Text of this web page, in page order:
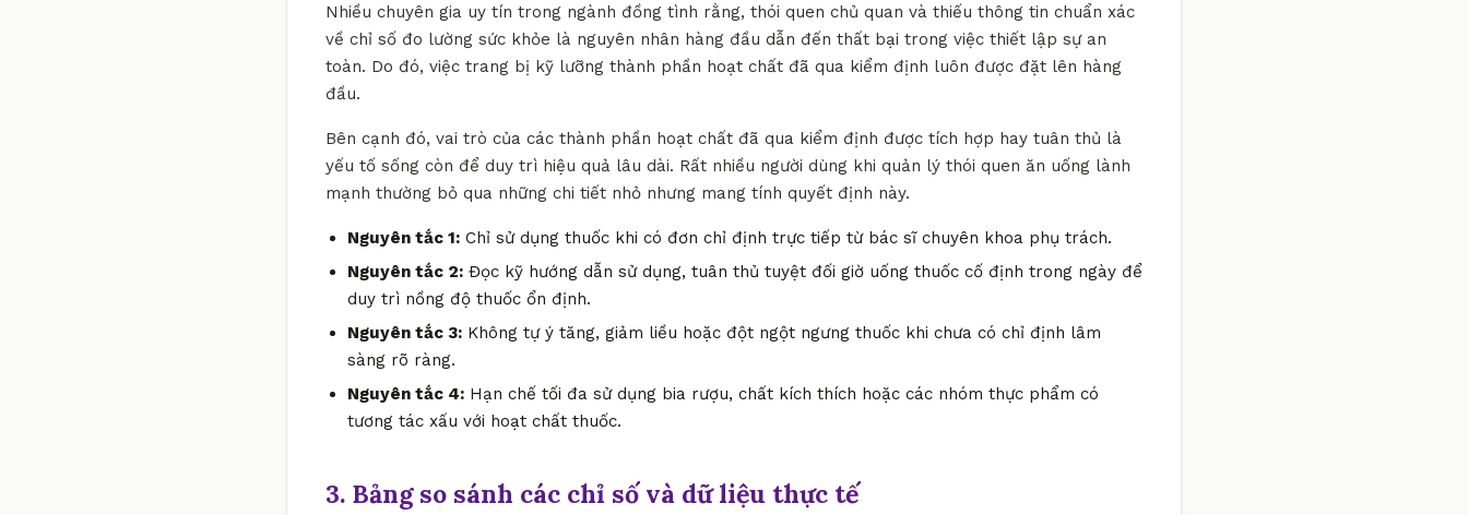
Nhiều chuyên gia uy tín trong ngành đồng tình rằng, thói quen chủ quan và thiếu thông tin chuẩn xác
về chỉ số đo lường sức khỏe là nguyên nhân hàng đầu dẫn đến thất bại trong việc thiết lập sự an
toàn. Do đó, việc trang bị kỹ lưỡng thành phần hoạt chất đã qua kiểm định luôn được đặt lên hàng
đầu.
Bên cạnh đó, vai trò của các thành phần hoạt chất đã qua kiểm định được tích hợp hay tuân thủ là
yếu tố sống còn để duy trì hiệu quả lâu dài. Rất nhiều người dùng khi quản lý thói quen ăn uống lành
mạnh thường bỏ qua những chi tiết nhỏ nhưng mang tính quyết định này.
Nguyên tắc 1: Chỉ sử dụng thuốc khi có đơn chỉ định trực tiếp từ bác sĩ chuyên khoa phụ trách.
Nguyên tắc 2: Đọc kỹ hướng dẫn sử dụng, tuân thủ tuyệt đối giờ uống thuốc cố định trong ngày để
duy trì nồng độ thuốc ổn định.
Nguyên tắc 3: Không tự ý tăng, giảm liều hoặc đột ngột ngưng thuốc khi chưa có chỉ định lâm
sàng rõ ràng.
Nguyên tắc 4: Hạn chế tối đa sử dụng bia rượu, chất kích thích hoặc các nhóm thực phẩm có
tương tác xấu với hoạt chất thuốc.
3. Bảng so sánh các chỉ số và dữ liệu thực tế